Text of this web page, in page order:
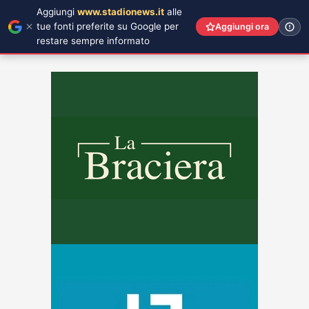
Aggiungi www.stadionews.it alle
tue fonti preferite su Google per
restare sempre informato
Aggiungi ora